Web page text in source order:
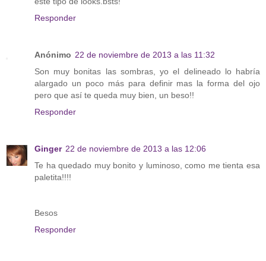
Responder
Anónimo 22 de noviembre de 2013 a las 11:32
Son muy bonitas las sombras, yo el delineado lo habría
alargado un poco más para definir mas la forma del ojo
pero que así te queda muy bien, un beso!!
Responder
Ginger 22 de noviembre de 2013 a las 12:06
Te ha quedado muy bonito y luminoso, como me tienta esa
paletita!!!!
Besos
Responder